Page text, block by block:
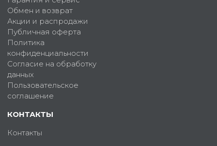
Обмен и возврат
Акции и распродажи
Публичная оферта
Политика
конфиденциальности
Согласие на обработку
данных
Пользовательское
соглашение
КОНТАКТЫ
Контакты